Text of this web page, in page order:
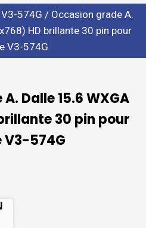
V3-574G / Occasion grade A.
HD brillante 30 pin pour
V3-574G
Dalle 15.6 WXGA
30 pin pour
V3-574G